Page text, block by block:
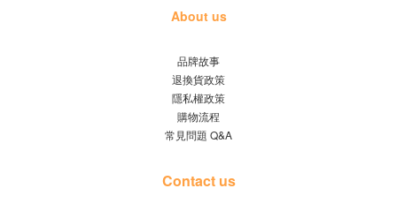
About us
品牌故事
退換貨政策
隱私權政策
購物流程
常見問題 Q&A
Contact us